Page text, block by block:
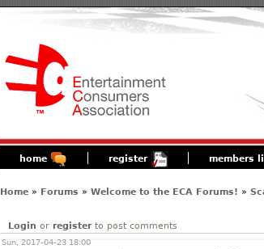
home register members
Home» Forums » Welcome to the ECA Forums! »
Login or registerto post comments
Sun, 2017-04-23 18:00